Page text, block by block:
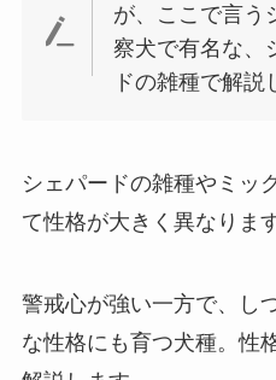
が、ここで言う
察犬で有名な、
ドの雑種で解説
シェパードの雑種やミッ
て性格が大きく異なります
警戒心が強い一方で、し
な性格にも育つ犬種。性